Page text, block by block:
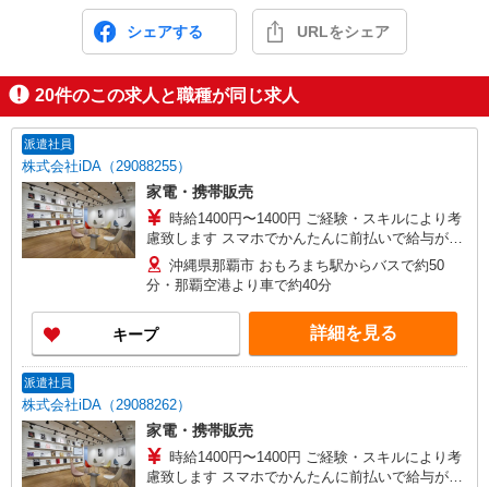
シェアする URLをシェア
20件のこの求人と職種が同じ求人
派遣社員
株式会社iDA（29088255）
家電・携帯販売
時給1400円〜1400円 ご経験・スキルにより考
慮致します スマホでかんたんに前払いで給与が受
け取れます（※上限、条件あり） 車通勤の場合、
規定によりガソリン代支給（駐車場あり）
沖縄県那覇市 おもろまち駅からバスで約50
分・那覇空港より車で約40分
キープ 詳細を見る
派遣社員
株式会社iDA（29088262）
家電・携帯販売
時給1400円〜1400円 ご経験・スキルにより考
慮致します スマホでかんたんに前払いで給与が受